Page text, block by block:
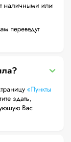
наличными или
переведут
«Пункты
здать,